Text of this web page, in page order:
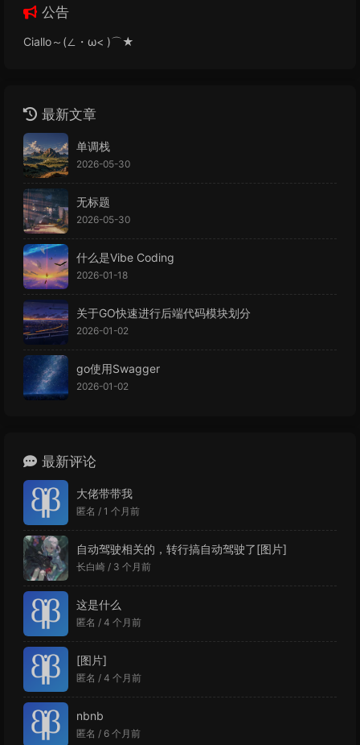
公告
Ciallo～(∠・ω< )⌒★
最新文章
单调栈
2026-05-30
无标题
2026-05-30
什么是Vibe Coding
2026-01-18
关于GO快速进行后端代码模块划分
2026-01-02
go使用Swagger
2026-01-02
最新评论
大佬带带我
匿名 / 1 个月前
自动驾驶相关的，转行搞自动驾驶了[图片]
长白崎 / 3 个月前
这是什么
匿名 / 4 个月前
[图片]
匿名 / 4 个月前
nbnb
匿名 / 6 个月前